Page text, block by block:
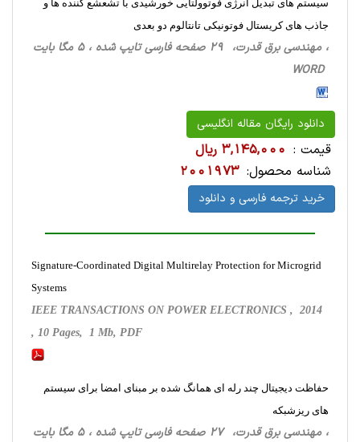
سیستم های تبدیل انرژی فوتوولتایی خورشیدی با تشعشع کننده ها و
جاذب های کریستال فوتونیکی تانتالوم دو بعدی
، مهندسی برق قدرت، 29 صفحه فارسی تایپ شده ، 5 مگا بایت
WORD
دانلود رایگان مقاله انگلیسی
قیمت : 3,145,000 ریال
شناسه محصول: 2001973
خرید ترجمه فارسی و دانلود
Signature-Coordinated Digital Multirelay Protection for Microgrid
Systems
IEEE TRANSACTIONS ON POWER ELECTRONICS , 2014
, 10 Pages, 1 Mb, PDF
حفاظت دیجیتال چند رله ای همانگ شده بر مبنای امضا برای سیستم
های ریزشبکه
، مهندسی برق قدرت، 27 صفحه فارسی تایپ شده ، 5 مگا بایت